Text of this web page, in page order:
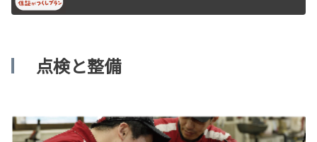
点検と整備